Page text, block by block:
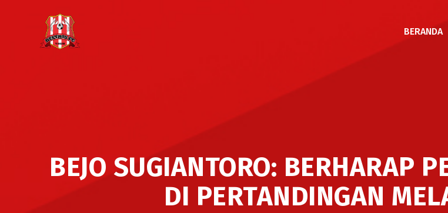
BERANDA
BEJO SUGIANTORO: BERHARAP
DI PERTANDINGAN